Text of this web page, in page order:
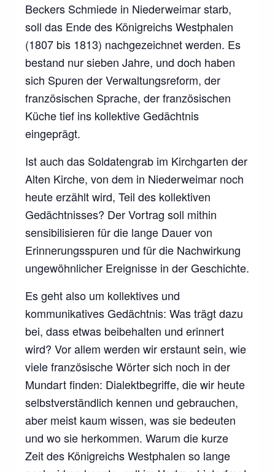
Beckers Schmiede in Niederweimar starb,
soll das Ende des Königreichs Westphalen
(1807 bis 1813) nachgezeichnet werden. Es
bestand nur sieben Jahre, und doch haben
sich Spuren der Verwaltungsreform, der
französischen Sprache, der französischen
Küche tief ins kollektive Gedächtnis
eingeprägt.
Ist auch das Soldatengrab im Kirchgarten der
Alten Kirche, von dem in Niederweimar noch
heute erzählt wird, Teil des kollektiven
Gedächtnisses? Der Vortrag soll mithin
sensibilisieren für die lange Dauer von
Erinnerungsspuren und für die Nachwirkung
ungewöhnlicher Ereignisse in der Geschichte.
Es geht also um kollektives und
kommunikatives Gedächtnis: Was trägt dazu
bei, dass etwas beibehalten und erinnert
wird? Vor allem werden wir erstaunt sein, wie
viele französische Wörter sich noch in der
Mundart finden: Dialektbegriffe, die wir heute
selbstverständlich kennen und gebrauchen,
aber meist kaum wissen, was sie bedeuten
und wo sie herkommen. Warum die kurze
Zeit des Königreichs Westphalen so lange